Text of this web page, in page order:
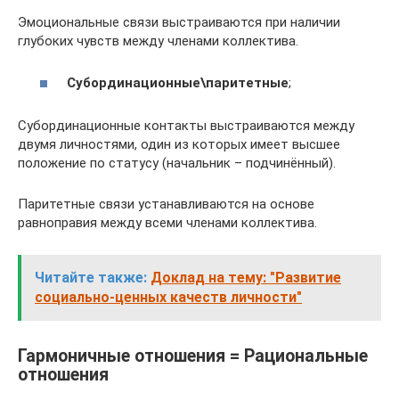
Эмоциональные связи выстраиваются при наличии
глубоких чувств между членами коллектива.
Субординационные\паритетные;
Субординационные контакты выстраиваются между
двумя личностями, один из которых имеет высшее
положение по статусу (начальник – подчинённый).
Паритетные связи устанавливаются на основе
равноправия между всеми членами коллектива.
Читайте также: Доклад на тему: "Развитие
социально-ценных качеств личности"
Гармоничные отношения = Рациональные
отношения